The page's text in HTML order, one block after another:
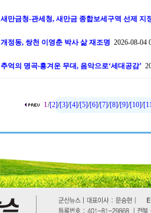
새만금청-관세청, 새만금 종합보세구역 선제 지
개정동, 쌍천 이영춘 박사 삶 재조명 2026-08-04
추억의 명곡‧흥겨운 무대, 음악으로‘세대공감’
1/[2]/[3]/[4]/[5]/[6]/[7]/[8]/[9]/[10]/